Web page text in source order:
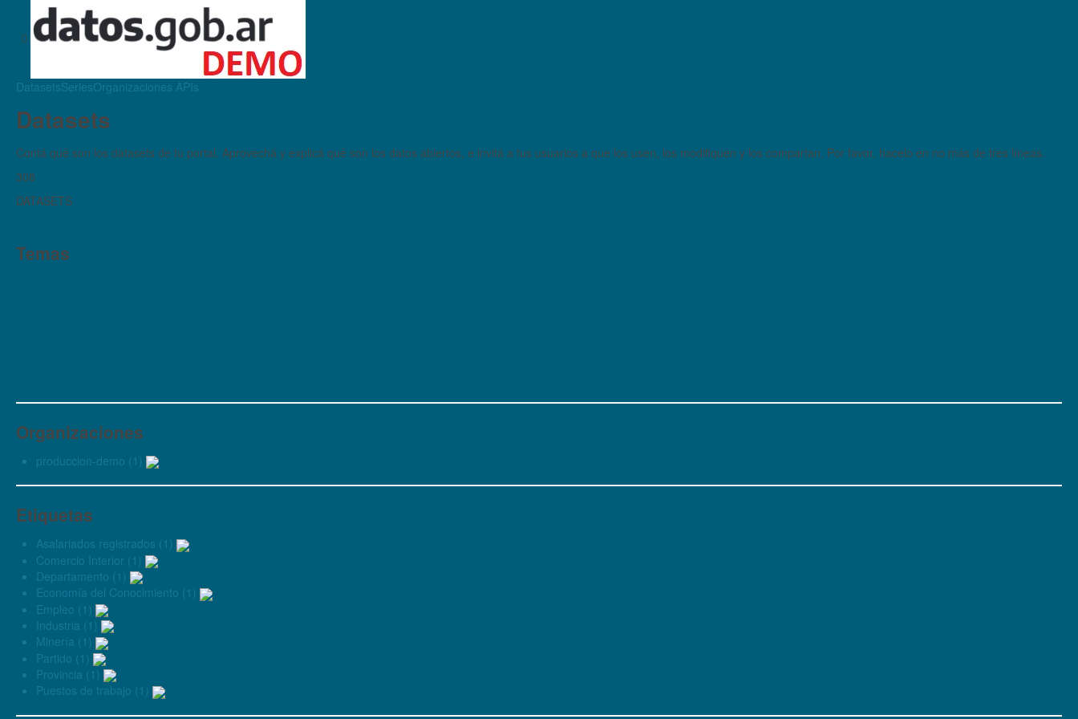
DatasetsSeriesOrganizaciones APIs
Datasets
Contá qué son los datasets de tu portal. Aprovechá y explicá qué son los datos abiertos, e invitá a tus usuarios a que los usen, los modifiquen y los compartan. Por favor, hacelo en no más de tres líneas.
308
DATASETS
Temas
Organizaciones
produccion-demo (1)
Etiquetas
Asalariados registrados (1)
Comercio Interior (1)
Departamento (1)
Economía del Conocimiento (1)
Empleo (1)
Industria (1)
Minería (1)
Partido (1)
Provincia (1)
Puestos de trabajo (1)